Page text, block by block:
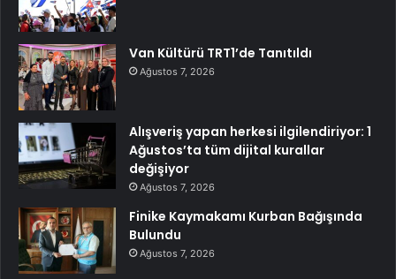
Van Kültürü TRT1’de Tanıtıldı
Ağustos 7, 2026
Alışveriş yapan herkesi ilgilendiriyor: 1
Ağustos’ta tüm dijital kurallar
değişiyor
Ağustos 7, 2026
Finike Kaymakamı Kurban Bağışında
Bulundu
Ağustos 7, 2026